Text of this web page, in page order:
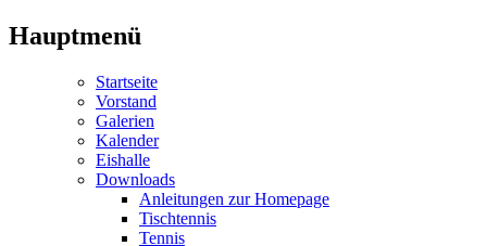
Hauptmenü
Startseite
Vorstand
Galerien
Kalender
Eishalle
Downloads
Anleitungen zur Homepage
Tischtennis
Tennis